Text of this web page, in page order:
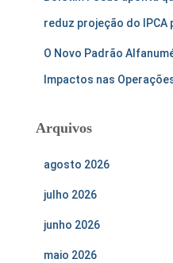
reduz projeção do IPCA
O Novo Padrão
Impactos nas
Arquivos
agosto 2026
julho 2026
junho 2026
maio 2026